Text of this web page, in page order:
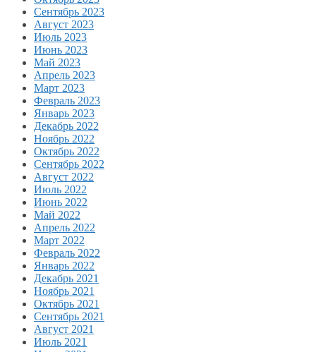
Сентябрь 2023
Август 2023
Июль 2023
Июнь 2023
Май 2023
Апрель 2023
Март 2023
Февраль 2023
Январь 2023
Декабрь 2022
Ноябрь 2022
Октябрь 2022
Сентябрь 2022
Август 2022
Июль 2022
Июнь 2022
Май 2022
Апрель 2022
Март 2022
Февраль 2022
Январь 2022
Декабрь 2021
Ноябрь 2021
Октябрь 2021
Сентябрь 2021
Август 2021
Июль 2021